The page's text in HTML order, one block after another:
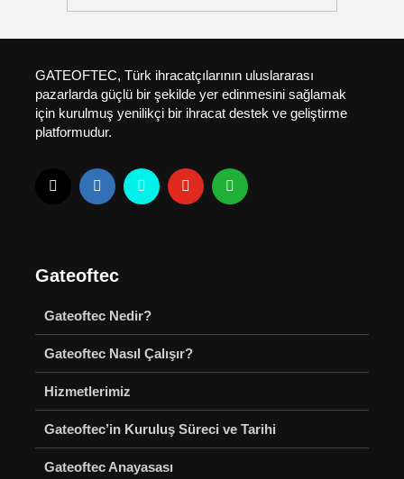
GATEOFTEC, Türk ihracatçılarının uluslararası
pazarlarda güçlü bir şekilde yer edinmesini sağlamak
için kurulmuş yenilikçi bir ihracat destek ve geliştirme
platformudur.
Gateoftec
Gateoftec Nedir?
Gateoftec Nasıl Çalışır?
Hizmetlerimiz
Gateoftec’in Kuruluş Süreci ve Tarihi
Gateoftec Anayasası